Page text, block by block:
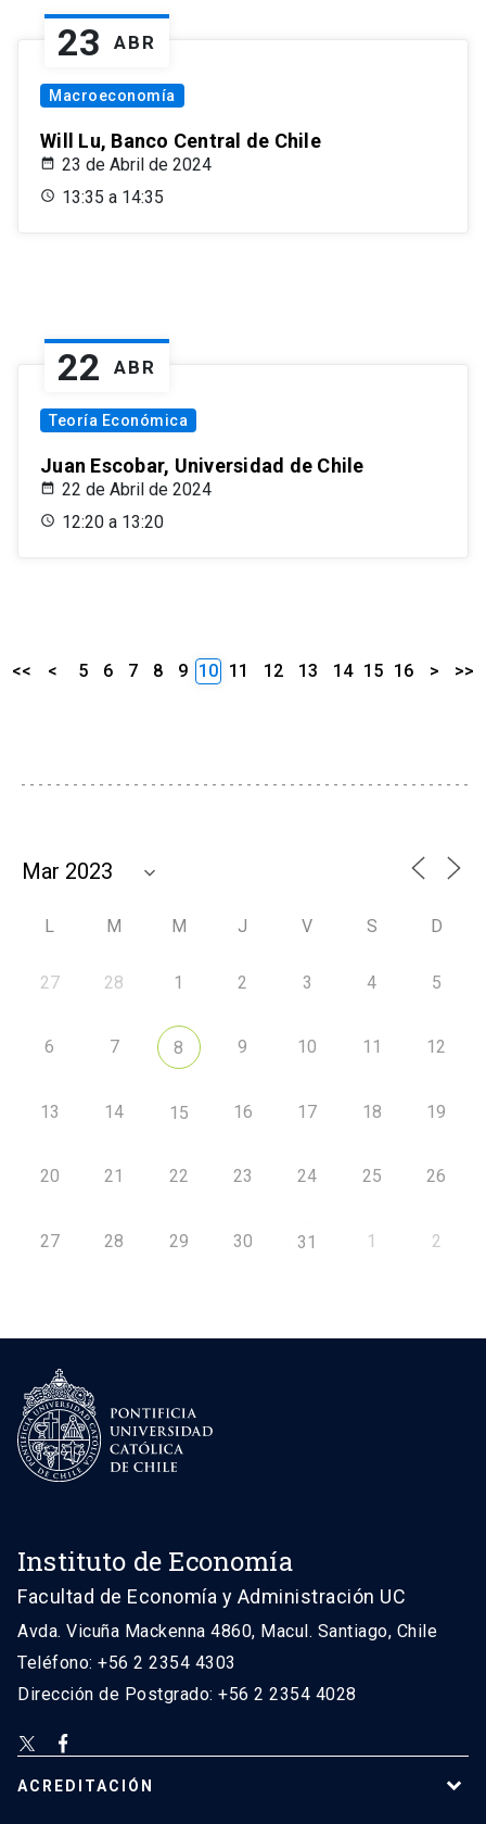
23 ABR
Macroeconomía
Will Lu, Banco Central de Chile
23 de Abril de 2024
13:35 a 14:35
22 ABR
Teoría Económica
Juan Escobar, Universidad de Chile
22 de Abril de 2024
12:20 a 13:20
<< < 5 6 7 8 9 10 11 12 13 14 15 16 > >>
L M M J V S D
27 28 1 2 3 4 5
6 7 8 9 10 11 12
13 14 15 16 17 18 19
20 21 22 23 24 25 26
27 28 29 30 31 1 2
Instituto de Economía
Facultad de Economía y Administración UC
Avda. Vicuña Mackenna 4860, Macul. Santiago, Chile
Teléfono: +56 2 2354 4303
Dirección de Postgrado: +56 2 2354 4028
ACREDITACIÓN